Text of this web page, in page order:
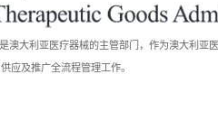
澳大利亚医疗器械的主管部门，作为澳大利亚
应及推广全流程管理工作。